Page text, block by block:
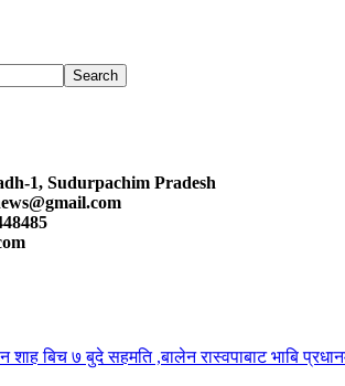
Search
1, Sudurpachim Pradesh